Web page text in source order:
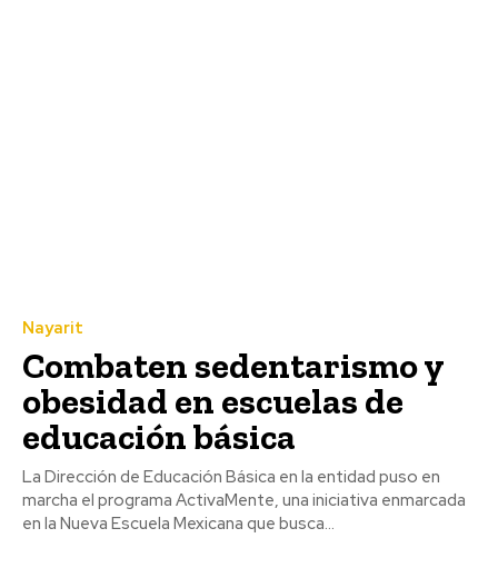
Nayarit
Combaten sedentarismo y
obesidad en escuelas de
educación básica
La Dirección de Educación Básica en la entidad puso en
marcha el programa ActivaMente, una iniciativa enmarcada
en la Nueva Escuela Mexicana que busca...